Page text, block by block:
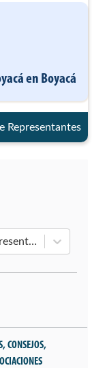
en Boyacá
Representantes
En 2014-2018 de Cámara de Representantes
CONSEJOS,